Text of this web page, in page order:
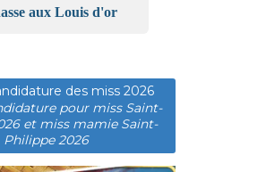
aux Louis d'or
des miss 2026
pour miss Saint-
et miss mamie Saint-
Philippe 2026